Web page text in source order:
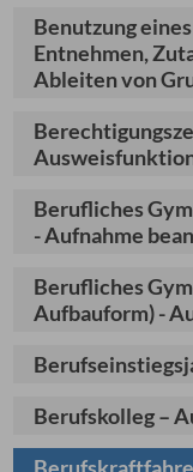
Benutzung
Entnehmen,
Ableiten von
Berufliches
- Aufnahme
Berufliches
Aufbauform) -
Berufskolleg –